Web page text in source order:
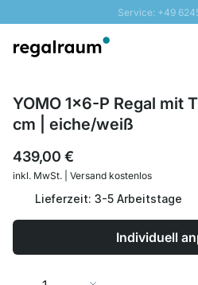
Service: +49
Schnelle Lieferung -
YOMO 1x6-P Regal mit
cm | eiche/weiß
439,00 €
inkl. MwSt. | Versand kostenlos
Lieferzeit: 3-5 Arbeitstage
Individuell
Menge